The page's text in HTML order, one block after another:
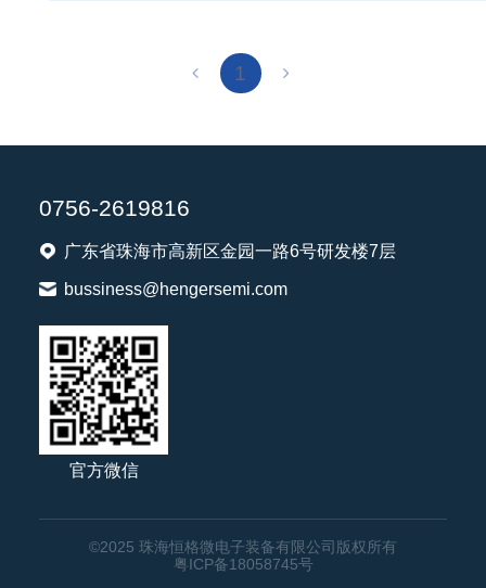
1
0756-2619816
广东省珠海市高新区金园一路6号研发楼7层
bussiness@hengersemi.com
官方微信
©2025 珠海恒格微电子装备有限公司版权所有
粤ICP备18058745号